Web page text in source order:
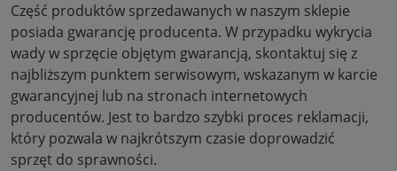
Część produktów sprzedawanych w naszym sklepie
posiada gwarancję producenta. W przypadku wykrycia
wady w sprzęcie objętym gwarancją, skontaktuj się z
najbliższym punktem serwisowym, wskazanym w karcie
gwarancyjnej lub na stronach internetowych
producentów. Jest to bardzo szybki proces reklamacji,
który pozwala w najkrótszym czasie doprowadzić
sprzęt do sprawności.